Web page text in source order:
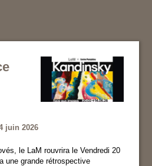
juin 2026
le LaM rouvrira le Vendredi 20
une grande rétrospective